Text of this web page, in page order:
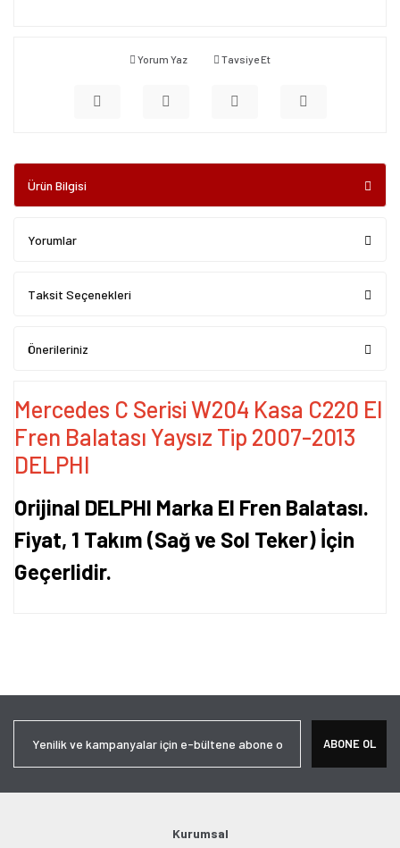
Yorum Yaz Tavsiye Et
Ürün Bilgisi
Yorumlar
Taksit Seçenekleri
Önerileriniz
Mercedes C Serisi W204 Kasa C220 El
Fren Balatası Yaysız Tip 2007-2013
DELPHI
Orijinal DELPHI Marka El Fren Balatası.
Fiyat, 1 Takım (Sağ ve Sol Teker) İçin
Geçerlidir.
Ürün açıklamasında eksik bilgiler bulunuyor.
Bu ürüne benzer farklı alternatifler olmalı.
ABONE OL
Kurumsal